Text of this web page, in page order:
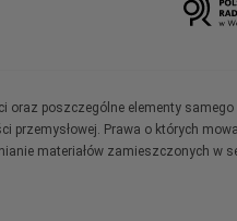
poszczególne elementy
przemysłowej. Prawa o których
materiałów zamieszczonych